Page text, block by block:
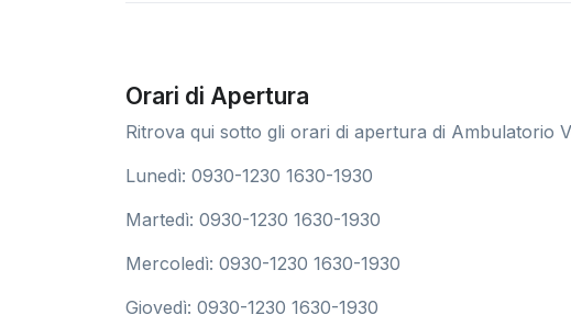
Orari di Apertura
Ritrova qui sotto gli orari di apertura di Ambulatorio
Lunedì: 0930-1230 1630-1930
Martedì: 0930-1230 1630-1930
Mercoledì: 0930-1230 1630-1930
Giovedì: 0930-1230 1630-1930